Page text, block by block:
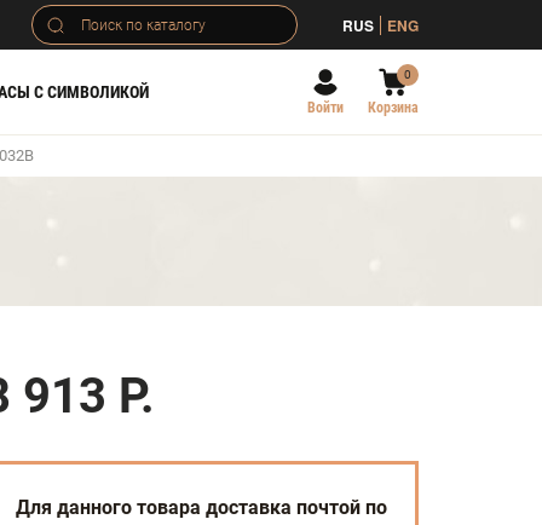
RUS ENG
С СИМВОЛИКОЙ
Войти
0
Корзина
913 Р.
Для данного товара доставка почтой по